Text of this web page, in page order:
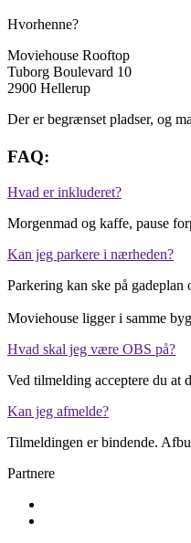
Hvorhenne?
Moviehouse Rooftop
Tuborg Boulevard 10
2900 Hellerup
Der er begrænset pladser, og
FAQ:
Hvad er inkluderet?
Morgenmad og kaffe, pause
Kan jeg parkere i nærheden?
Parkering kan ske på
Moviehouse ligger i samme
Hvad skal jeg være OBS på?
Ved tilmelding acceptere du at
Kan jeg afmelde?
Tilmeldingen er bindende.
Partnere